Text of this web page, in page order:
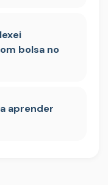
bolsa no
aprender